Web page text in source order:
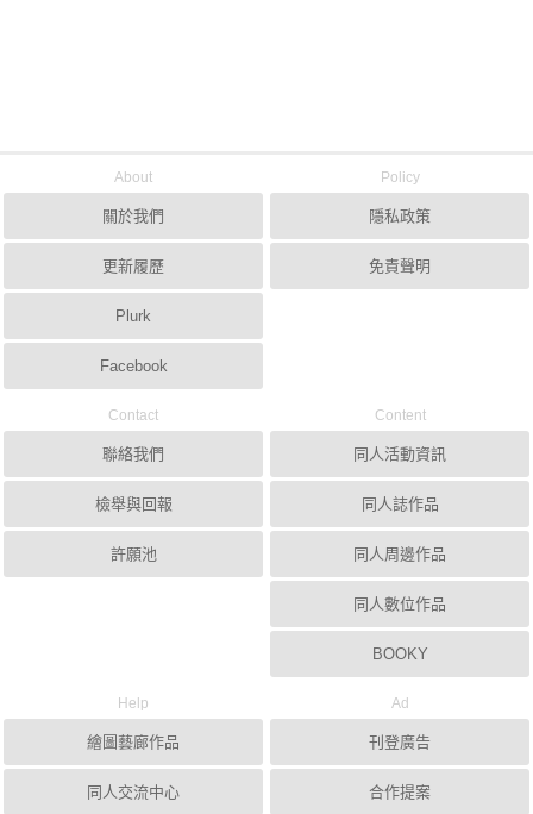
About
關於我們
更新履歷
Plurk
Facebook
Policy
隱私政策
免責聲明
Contact
聯絡我們
檢舉與回報
許願池
Content
同人活動資訊
同人誌作品
同人周邊作品
同人數位作品
BOOKY
Help
繪圖藝廊作品
同人交流中心
Ad
刊登廣告
合作提案